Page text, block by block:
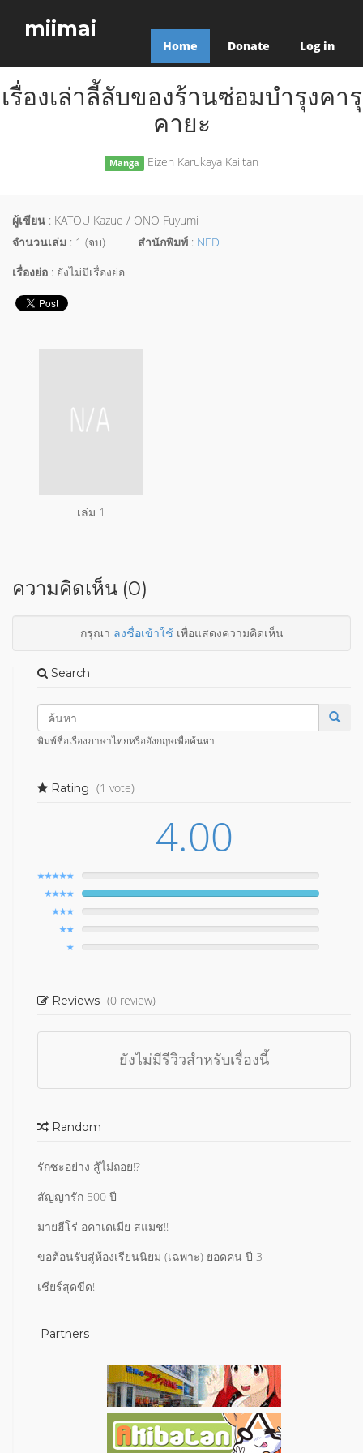
miimai
Home Donate Log in
เรื่องเล่าลี้ลับของร้านซ่อมบำรุงคารุ
คายะ
Manga Eizen Karukaya Kaiitan
ผู้เขียน : KATOU Kazue / ONO Fuyumi
จำนวนเล่ม : 1 (จบ) สำนักพิมพ์ : NED
เรื่องย่อ : ยังไม่มีเรื่องย่อ
เล่ม 1
ความคิดเห็น (0)
กรุณา ลงชื่อเข้าใช้เพื่อแสดงความคิดเห็น
Search
พิมพ์ชื่อเรื่องภาษาไทยหรืออังกฤษเพื่อค้นหา
Rating (1 vote)
4.00
Reviews (0 review)
ยังไม่มีรีวิวสำหรับเรื่องนี้
Random
รักซะอย่าง สู้ไม่ถอย!?
สัญญารัก 500 ปี
มายฮีโร่ อคาเดเมีย สแมช!!
ขอต้อนรับสู่ห้องเรียนนิยม (เฉพาะ) ยอดคน ปี 3
เชียร์สุดขีด!
Partners